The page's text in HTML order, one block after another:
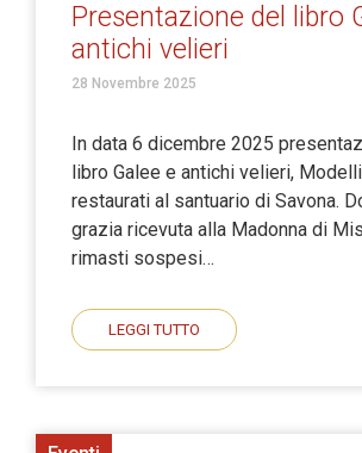
Presentazione del libro
antichi velieri
28 Novembre 2025
In data 6 dicembre 2025
libro Galee e antichi velieri,
restaurati al santuario di Savona.
grazia ricevuta alla Madonna di
rimasti sospesi…
LEGGI TUTTO